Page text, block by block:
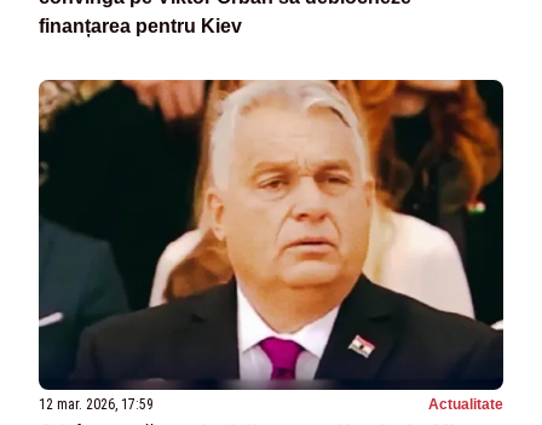
finanțarea pentru Kiev
12 mar. 2026, 17:59 Actualitate